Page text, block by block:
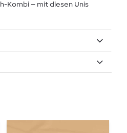
Kombi – mit diesen Unis